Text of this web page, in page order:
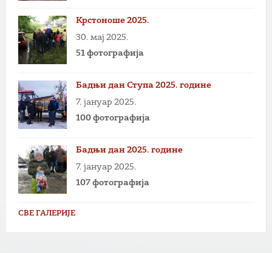
Крстоноше 2025.
30. мај 2025.
51 фотографија
Бадњи дан Ступа 2025. године
7. јануар 2025.
100 фотографија
Бадњи дан 2025. године
7. јануар 2025.
107 фотографија
СВЕ ГАЛЕРИЈЕ